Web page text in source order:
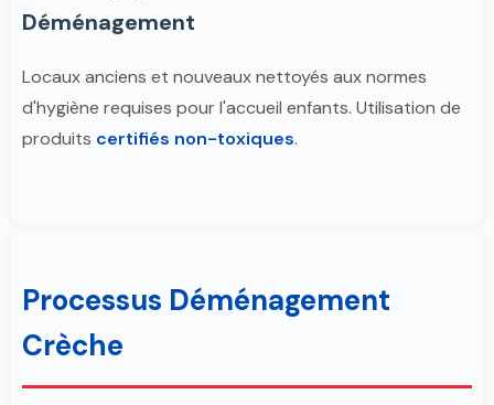
Déménagement
Locaux anciens et nouveaux nettoyés aux normes
d'hygiène requises pour l'accueil enfants. Utilisation de
produits certifiés non-toxiques.
Processus Déménagement
Crèche